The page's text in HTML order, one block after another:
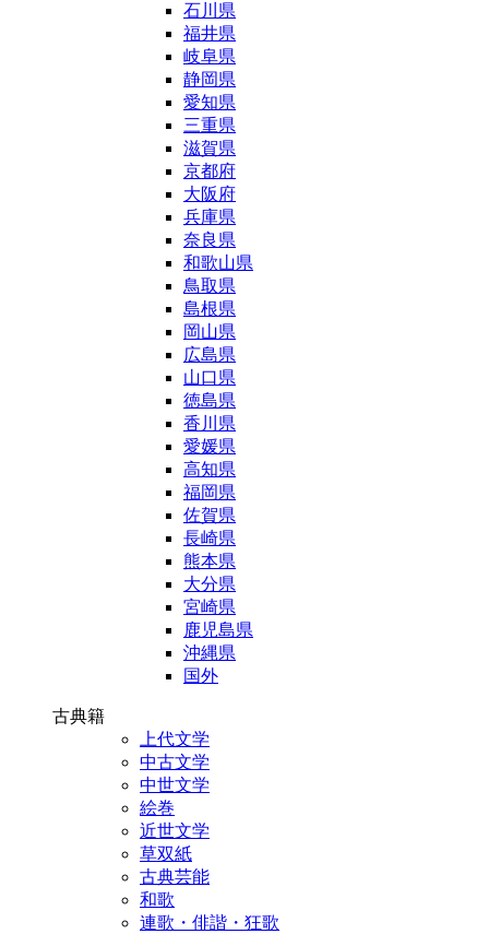
石川県
福井県
岐阜県
静岡県
愛知県
三重県
滋賀県
京都府
大阪府
兵庫県
奈良県
和歌山県
鳥取県
島根県
岡山県
広島県
山口県
徳島県
香川県
愛媛県
高知県
福岡県
佐賀県
長崎県
熊本県
大分県
宮崎県
鹿児島県
沖縄県
国外
古典籍
上代文学
中古文学
中世文学
絵巻
近世文学
草双紙
古典芸能
和歌
連歌・俳諧・狂歌